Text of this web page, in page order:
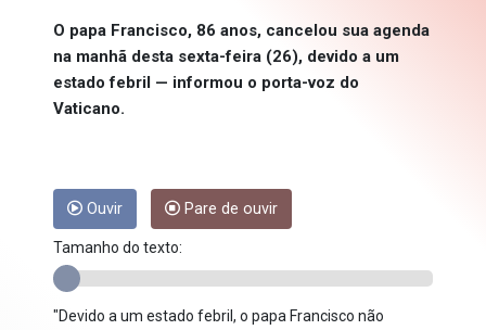
O papa Francisco, 86 anos, cancelou sua agenda
na manhã desta sexta-feira (26), devido a um
estado febril — informou o porta-voz do
Vaticano.
Ouvir Pare de ouvir
Tamanho do texto:
"Devido a um estado febril, o papa Francisco não